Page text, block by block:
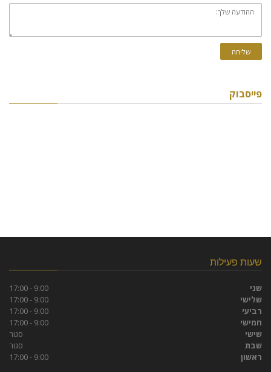
ההודעה
שלך:
שליחה
פייסבוק
שעות פעילות
שני
9:00 - 17:00
שלישי
9:00 - 17:00
רביעי
9:00 - 17:00
חמישי
9:00 - 17:00
שישי
סגור
שבת
סגור
ראשון
9:00 - 17:00